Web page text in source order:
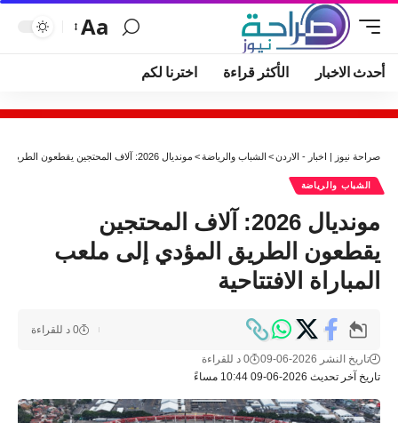
Aa
أحدث الاخبار الأكثر قراءة اخترنا لكم
صراحة نيوز | اخبار - الاردن> الشباب والرياضة> مونديال 2026: آلاف المحتجين يقطعون الطريق المؤدي إلى ملعب المباراة الافتتاحية
الشباب والرياضة
مونديال 2026: آلاف المحتجين
يقطعون الطريق المؤدي إلى ملعب
المباراة الافتتاحية
تاريخ آخر تحديث 2026-06-09 10:44 مساءً
تاريخ النشر 2026-06-09 0 د للقراءة
0 د للقراءة